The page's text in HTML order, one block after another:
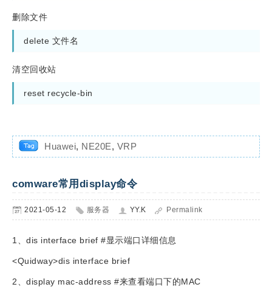
删除文件
清空回收站
reset recycle-bin
Huawei, NE20E, VRP
comware常用display命令
2021-05-12 服务器 YY.K Permalink
1、dis interface brief #显示端口详细信息
<Quidway>dis interface brief
2、display mac-address #来查看端口下的MAC